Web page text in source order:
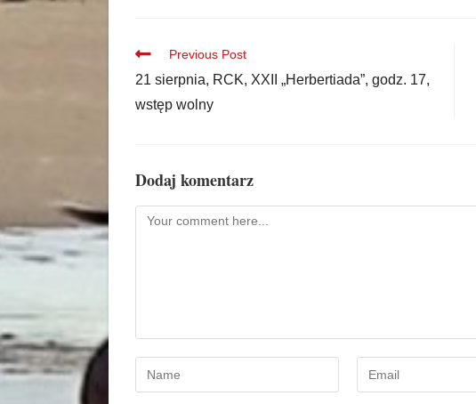
Previous Post
21 sierpnia, RCK, XXII „Herbertiada”, godz. 17,
wstęp wolny
Dodaj komentarz